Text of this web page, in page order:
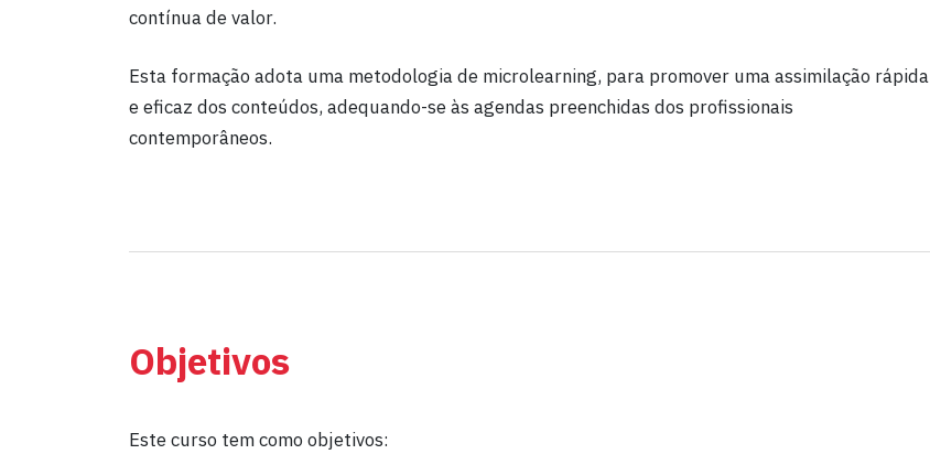
contínua de valor.
Esta formação adota uma metodologia de microlearning, para promover uma assimilação rápida
e eficaz dos conteúdos, adequando-se às agendas preenchidas dos profissionais
contemporâneos.
Objetivos
Este curso tem como objetivos: